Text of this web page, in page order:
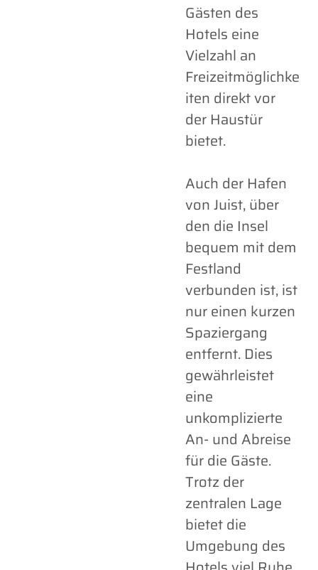
Gästen des
Hotels eine
Vielzahl an
Freizeitmöglichke
iten direkt vor
der Haustür
bietet.
Auch der Hafen
von Juist, über
den die Insel
bequem mit dem
Festland
verbunden ist, ist
nur einen kurzen
Spaziergang
entfernt. Dies
gewährleistet
eine
unkomplizierte
An- und Abreise
für die Gäste.
Trotz der
zentralen Lage
bietet die
Umgebung des